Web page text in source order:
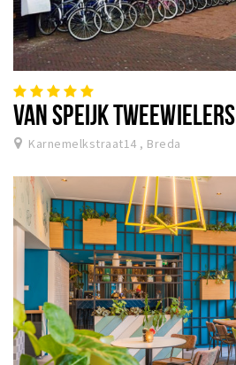
VAN SPEIJK TWEEWIELERS
Karnemelkstraat14 , Breda